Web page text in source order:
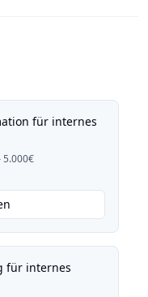
für internes
5.000€
für internes